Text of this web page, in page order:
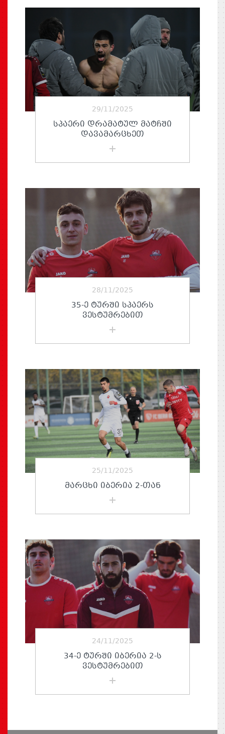
29/11/2025
ᲡᲞᲐᲔᲠᲘ ᲓᲠᲐᲛᲐᲢᲣᲚ ᲛᲐᲢᲩᲨᲘ
ᲓᲐᲕᲐᲛᲐᲠᲪᲮᲔᲗ
28/11/2025
35-Ე ᲢᲣᲠᲨᲘ ᲡᲞᲐᲔᲠᲡ
ᲕᲔᲡᲢᲣᲛᲠᲔᲑᲘᲗ
25/11/2025
ᲛᲐᲠᲪᲮᲘ ᲘᲑᲔᲠᲘᲐ 2-ᲗᲐᲜ
24/11/2025
34-Ე ᲢᲣᲠᲨᲘ ᲘᲑᲔᲠᲘᲐ 2-Ს
ᲕᲔᲡᲢᲣᲛᲠᲔᲑᲘᲗ